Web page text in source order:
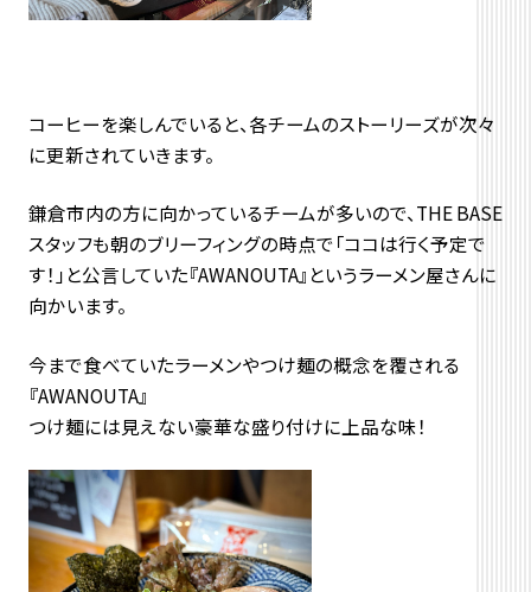
コーヒーを楽しんでいると、各チームのストーリーズが次々
に更新されていきます。
鎌倉市内の方に向かっているチームが多いので、THE BASE
スタッフも朝のブリーフィングの時点で「ココは行く予定で
す！」と公言していた『AWANOUTA』というラーメン屋さんに
向かいます。
今まで食べていたラーメンやつけ麺の概念を覆される
『AWANOUTA』
つけ麺には見えない豪華な盛り付けに上品な味！